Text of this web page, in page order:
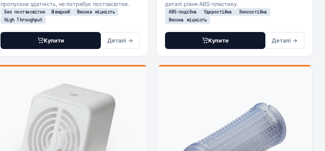
пропускна здатність, не потребує постзасвітки.
Без постзасвітки Швидкий
Висока міцність
High Throughput
Купити Деталі →
деталі рівня ABS-пластику.
ABS-подібна Ударостійка
Зносостійка
Висока міцність
Купити Деталі →